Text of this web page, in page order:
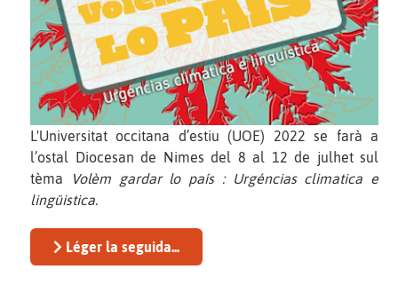
L'Universitat occitana d’estiu (UOE) 2022 se farà a
l’ostal Diocesan de Nimes del 8 al 12 de julhet sul
tèma
Volèm gardar lo país : Urgéncias climatica e
lingüistica.
Léger la seguida...